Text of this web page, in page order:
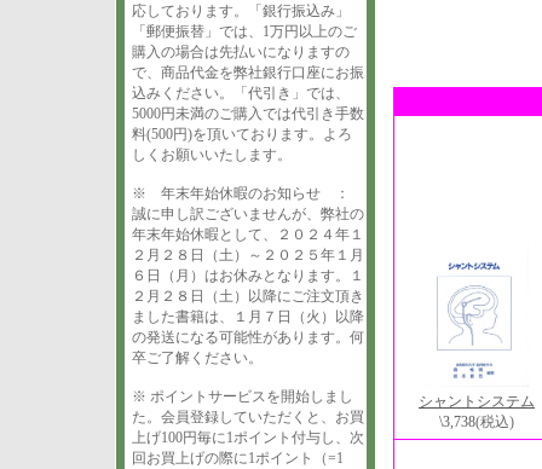
応しております。「銀行振込み」
「郵便振替」では、1万円以上のご
購入の場合は先払いになりますの
で、商品代金を弊社銀行口座にお振
込みください。「代引き」では、
5000円未満のご購入では代引き手数
料(500円)を頂いております。よろ
しくお願いいたします。
※ 年末年始休暇のお知らせ ：
誠に申し訳ございませんが、弊社の
年末年始休暇として、２０２４年１
２月２８日（土）～２０２５年１月
６日（月）はお休みとなります。１
２月２８日（土）以降にご注文頂き
ました書籍は、１月７日（火）以降
の発送になる可能性があります。何
卒ご了解ください。
※ ポイントサービスを開始しまし
た。会員登録していただくと、お買
上げ100円毎に1ポイント付与し、次
回お買上げの際に1ポイント（=1
シャントシステム
\3,738(税込)